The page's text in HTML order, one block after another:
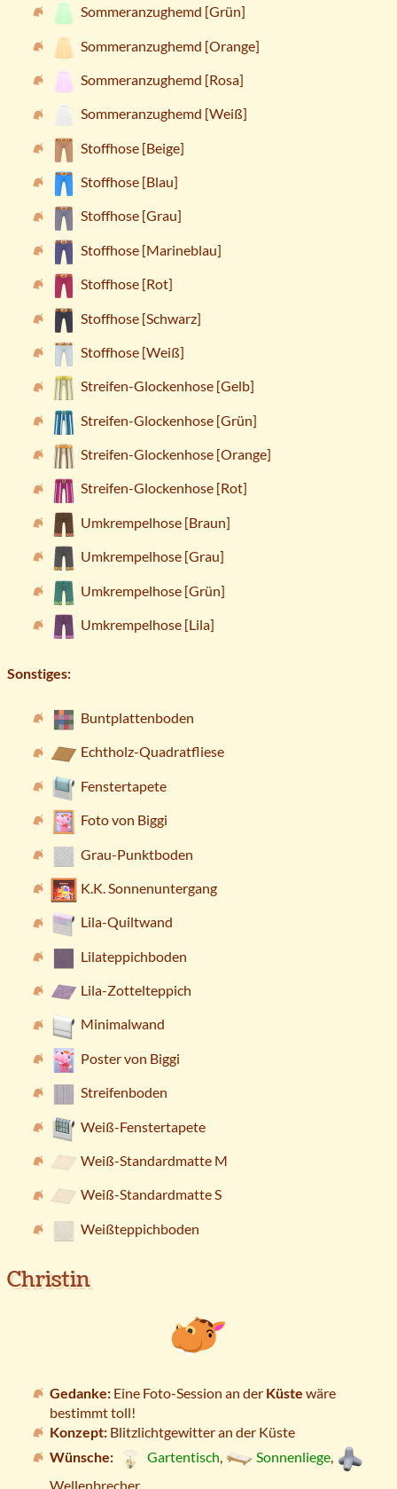
Sommeranzughemd [Grün]
Sommeranzughemd [Orange]
Sommeranzughemd [Rosa]
Sommeranzughemd [Weiß]
Stoffhose [Beige]
Stoffhose [Blau]
Stoffhose [Grau]
Stoffhose [Marineblau]
Stoffhose [Rot]
Stoffhose [Schwarz]
Stoffhose [Weiß]
Streifen-Glockenhose [Gelb]
Streifen-Glockenhose [Grün]
Streifen-Glockenhose [Orange]
Streifen-Glockenhose [Rot]
Umkrempelhose [Braun]
Umkrempelhose [Grau]
Umkrempelhose [Grün]
Umkrempelhose [Lila]
Sonstiges:
Buntplattenboden
Echtholz-Quadratfliese
Fenstertapete
Foto von Biggi
Grau-Punktboden
K.K. Sonnenuntergang
Lila-Quiltwand
Lilateppichboden
Lila-Zottelteppich
Minimalwand
Poster von Biggi
Streifenboden
Weiß-Fenstertapete
Weiß-Standardmatte M
Weiß-Standardmatte S
Weißteppichboden
Christin
Gedanke: Eine Foto-Session an der Küste wäre
bestimmt toll!
Konzept: Blitzlichtgewitter an der Küste
Wünsche:
Gartentisch, Sonnenliege,
Wellenbrecher